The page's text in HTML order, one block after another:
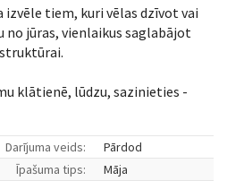
izvēle tiem, kuri vēlas dzīvot vai
jūras, vienlaikus saglabājot
klātienē, lūdzu, sazinieties -
Darījuma veids:
Pārdod
Īpašuma tips:
Māja